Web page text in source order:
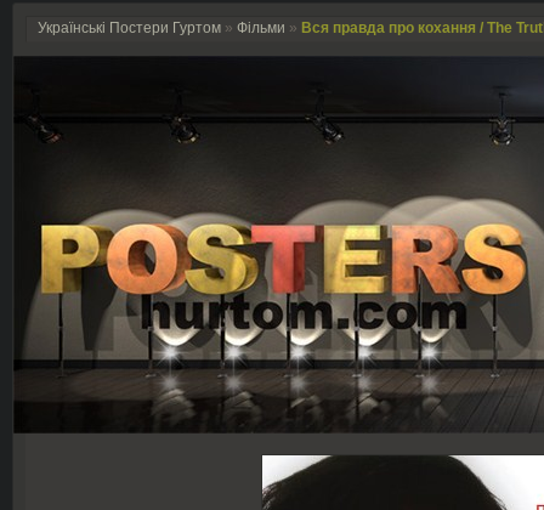
Українські Постери Гуртом » Фільми » Вся правда про кохання / The